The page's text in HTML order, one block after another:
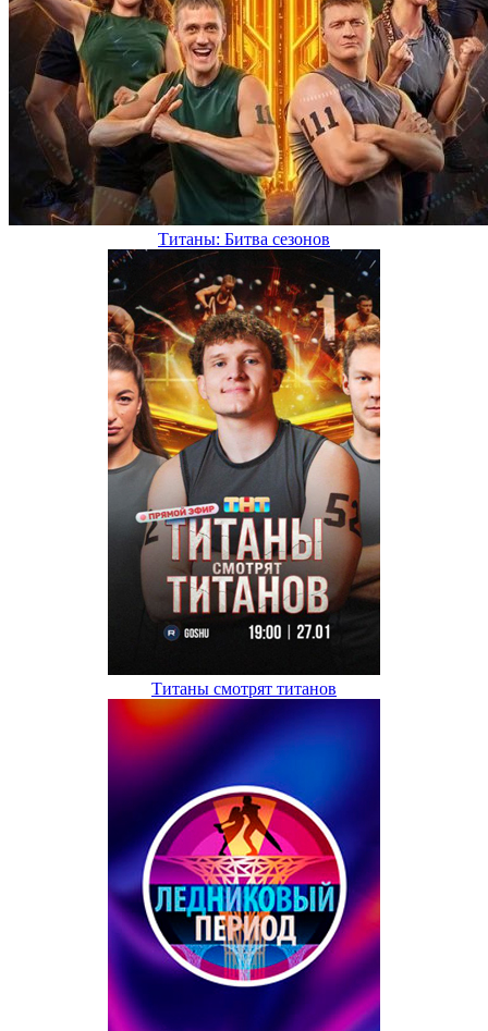
Титаны: Битва сезонов
Титаны смотрят титанов